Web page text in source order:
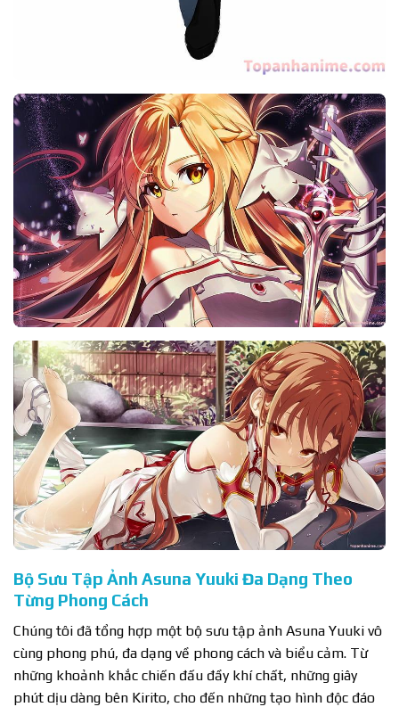
Bộ Sưu Tập Ảnh Asuna Yuuki Đa Dạng Theo
Từng Phong Cách
Chúng tôi đã tổng hợp một bộ sưu tập ảnh Asuna Yuuki vô
cùng phong phú, đa dạng về phong cách và biểu cảm. Từ
những khoảnh khắc chiến đấu đầy khí chất, những giây
phút dịu dàng bên Kirito, cho đến những tạo hình độc đáo